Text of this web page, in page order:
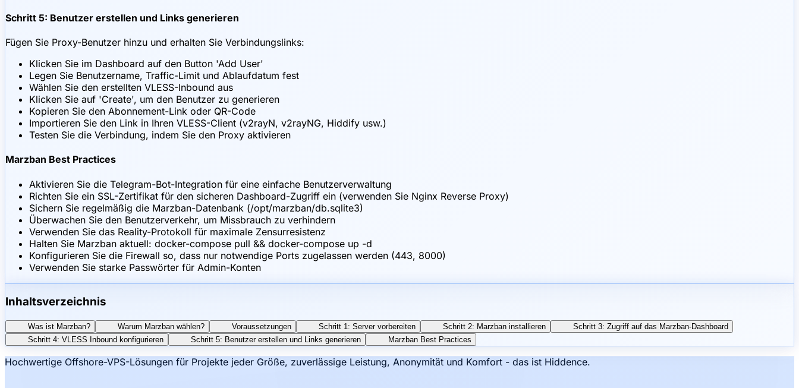
Schritt 5: Benutzer erstellen und Links generieren
Fügen Sie Proxy-Benutzer hinzu und erhalten Sie Verbindungslinks:
Klicken Sie im Dashboard auf den Button 'Add User'
Legen Sie Benutzername, Traffic-Limit und Ablaufdatum fest
Wählen Sie den erstellten VLESS-Inbound aus
Klicken Sie auf 'Create', um den Benutzer zu generieren
Kopieren Sie den Abonnement-Link oder QR-Code
Importieren Sie den Link in Ihren VLESS-Client (v2rayN, v2rayNG, Hiddify usw.)
Testen Sie die Verbindung, indem Sie den Proxy aktivieren
Marzban Best Practices
Aktivieren Sie die Telegram-Bot-Integration für eine einfache Benutzerverwaltung
Richten Sie ein SSL-Zertifikat für den sicheren Dashboard-Zugriff ein (verwenden Sie Nginx Reverse Proxy)
Sichern Sie regelmäßig die Marzban-Datenbank (/opt/marzban/db.sqlite3)
Überwachen Sie den Benutzerverkehr, um Missbrauch zu verhindern
Verwenden Sie das Reality-Protokoll für maximale Zensurresistenz
Halten Sie Marzban aktuell: docker-compose pull && docker-compose up -d
Konfigurieren Sie die Firewall so, dass nur notwendige Ports zugelassen werden (443, 8000)
Verwenden Sie starke Passwörter für Admin-Konten
Inhaltsverzeichnis
Was ist Marzban? Warum Marzban wählen? Voraussetzungen Schritt 1: Server vorbereiten Schritt 2: Marzban installieren
Schritt 3: Zugriff auf das Marzban-Dashboard
Schritt 4: VLESS Inbound konfigurieren
Schritt 5: Benutzer erstellen und Links generieren Marzban Best Practices
Hochwertige Offshore-VPS-Lösungen für Projekte jeder Größe, zuverlässige Leistung, Anonymität und Komfort - das ist Hiddence.